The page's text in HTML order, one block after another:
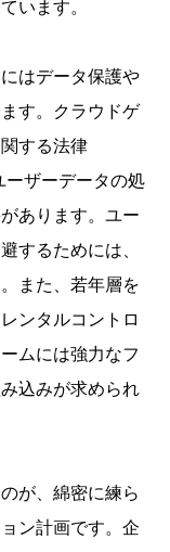
います。
はデータ保護や
す。クラウドゲ
する法律
ーザーデータの処
あります。ユー
するためには、
また、若年層を
ンタルコントロ
ムには強力なフ
込みが求められ
が、綿密に練ら
ン計画です。企